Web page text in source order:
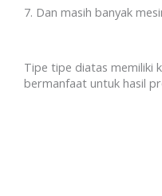
7. Dan masih banyak
Tipe tipe diatas memiliki
bermanfaat untuk hasil